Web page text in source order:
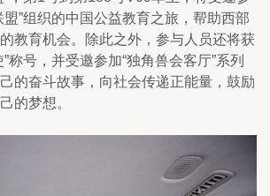
盟”组织的中国公益教育之旅，帮助西部
教育机会。除此之外，参与人员还将获
称号，并受邀参加“独角兽会客厅”系列
的奋斗故事，向社会传递正能量，鼓励
的梦想。